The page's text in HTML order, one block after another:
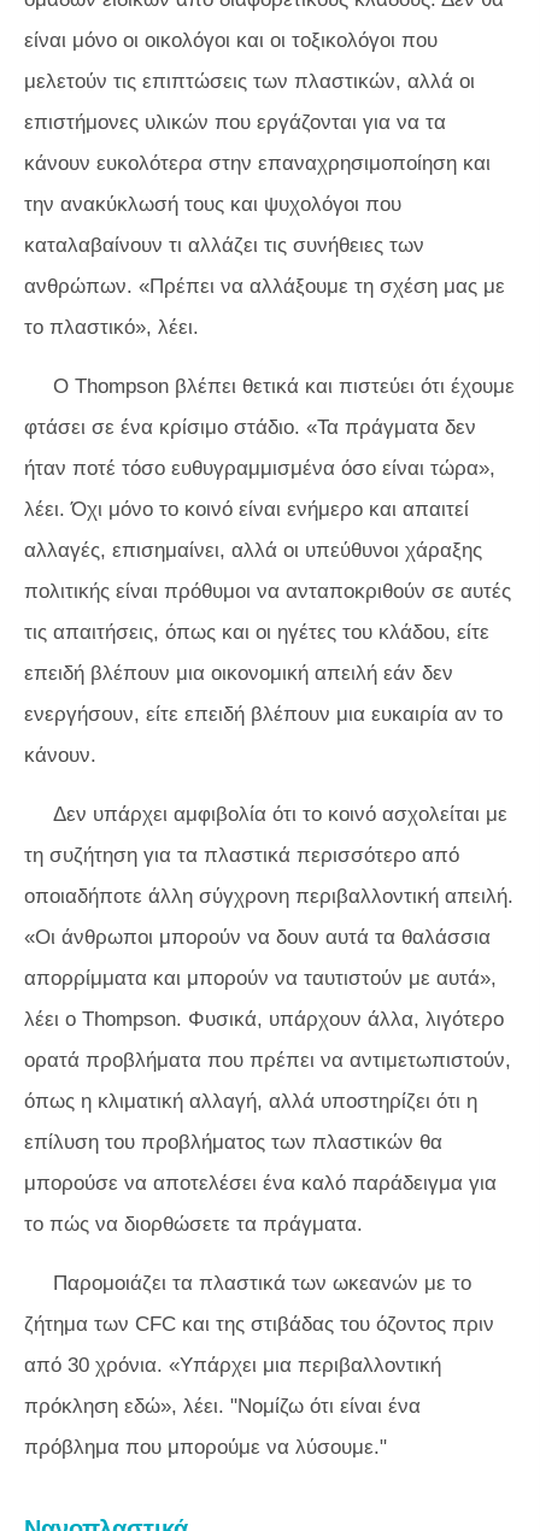
είναι μόνο οι οικολόγοι και οι τοξικολόγοι που
μελετούν τις επιπτώσεις των πλαστικών, αλλά οι
επιστήμονες υλικών που εργάζονται για να τα
κάνουν ευκολότερα στην επαναχρησιμοποίηση και
την ανακύκλωσή τους και ψυχολόγοι που
καταλαβαίνουν τι αλλάζει τις συνήθειες των
ανθρώπων. «Πρέπει να αλλάξουμε τη σχέση μας με
το πλαστικό», λέει.
Ο Thompson βλέπει θετικά και πιστεύει ότι έχουμε
φτάσει σε ένα κρίσιμο στάδιο. «Τα πράγματα δεν
ήταν ποτέ τόσο ευθυγραμμισμένα όσο είναι τώρα»,
λέει. Όχι μόνο το κοινό είναι ενήμερο και απαιτεί
αλλαγές, επισημαίνει, αλλά οι υπεύθυνοι χάραξης
πολιτικής είναι πρόθυμοι να ανταποκριθούν σε αυτές
τις απαιτήσεις, όπως και οι ηγέτες του κλάδου, είτε
επειδή βλέπουν μια οικονομική απειλή εάν δεν
ενεργήσουν, είτε επειδή βλέπουν μια ευκαιρία αν το
κάνουν.
Δεν υπάρχει αμφιβολία ότι το κοινό ασχολείται με
τη συζήτηση για τα πλαστικά περισσότερο από
οποιαδήποτε άλλη σύγχρονη περιβαλλοντική απειλή.
«Οι άνθρωποι μπορούν να δουν αυτά τα θαλάσσια
απορρίμματα και μπορούν να ταυτιστούν με αυτά»,
λέει ο Thompson. Φυσικά, υπάρχουν άλλα, λιγότερο
ορατά προβλήματα που πρέπει να αντιμετωπιστούν,
όπως η κλιματική αλλαγή, αλλά υποστηρίζει ότι η
επίλυση του προβλήματος των πλαστικών θα
μπορούσε να αποτελέσει ένα καλό παράδειγμα για
το πώς να διορθώσετε τα πράγματα.
Παρομοιάζει τα πλαστικά των ωκεανών με το
ζήτημα των CFC και της στιβάδας του όζοντος πριν
από 30 χρόνια. «Υπάρχει μια περιβαλλοντική
πρόκληση εδώ», λέει. "Νομίζω ότι είναι ένα
πρόβλημα που μπορούμε να λύσουμε."